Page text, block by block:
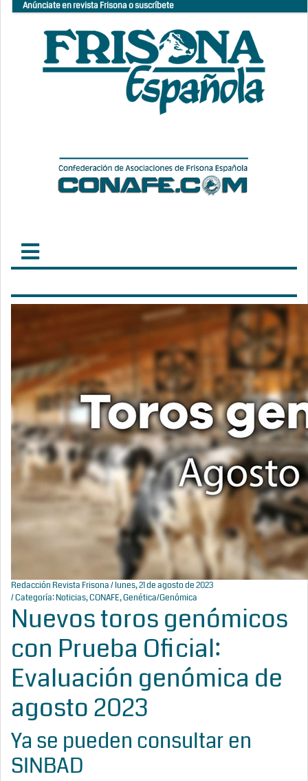
Anúnciate en revista Frisona o suscríbete
Redacción Revista Frisona/ lunes, 21 de agosto de 2023
/ Categoría:Noticias,CONAFE,Genética/Genómica
Nuevos toros genómicos
con Prueba Oficial:
Evaluación genómica de
agosto 2023
Ya se pueden consultar en
SINBAD